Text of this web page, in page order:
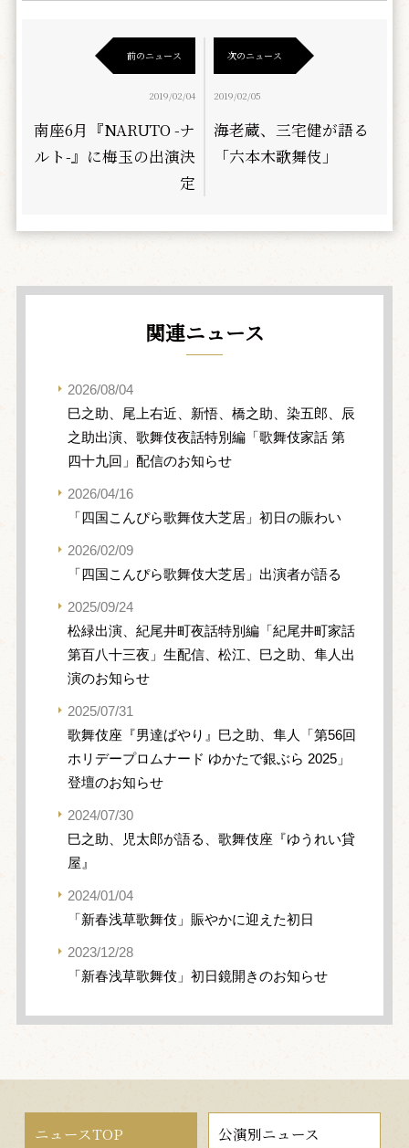
前のニュース
2019/02/04
南座6月『NARUTO -ナ
ルト-』に梅玉の出演決
定
次のニュース
2019/02/05
海老蔵、三宅健が語る
「六本木歌舞伎」
関連ニュース
2026/08/04
巳之助、尾上右近、新悟、橋之助、染五郎、辰
之助出演、歌舞伎夜話特別編「歌舞伎家話 第
四十九回」配信のお知らせ
2026/04/16
「四国こんぴら歌舞伎大芝居」初日の賑わい
2026/02/09
「四国こんぴら歌舞伎大芝居」出演者が語る
2025/09/24
松緑出演、紀尾井町夜話特別編「紀尾井町家話
第百八十三夜」生配信、松江、巳之助、隼人出
演のお知らせ
2025/07/31
歌舞伎座『男達ばやり』巳之助、隼人「第56回
ホリデープロムナード ゆかたで銀ぶら 2025」
登壇のお知らせ
2024/07/30
巳之助、児太郎が語る、歌舞伎座『ゆうれい貸
屋』
2024/01/04
「新春浅草歌舞伎」賑やかに迎えた初日
2023/12/28
「新春浅草歌舞伎」初日鏡開きのお知らせ
ニュースTOP 公演別ニュース